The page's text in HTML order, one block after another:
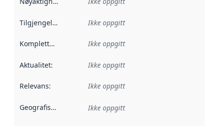
Tilgjengelighet Ikke oppgitt
Kompletthet Ikke oppgitt
Aktualitet: Ikke oppgitt
Relevans: Ikke oppgitt
Geografisk avgrensning :
Ikke oppgitt